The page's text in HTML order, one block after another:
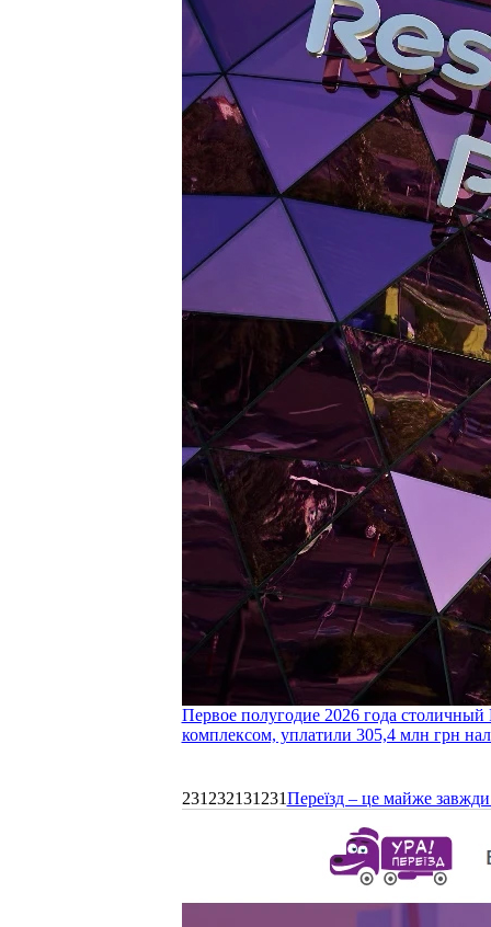
Первое полугодие 2026 года
комплексом, уплатили 305,4 млн грн
231232131231Переїзд – це майже